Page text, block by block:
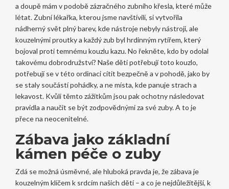
a doupě mám v podobě zázračného zubního křesla, které může
létat. Zubní lékařka, kterou jsme navštívili, si vytvořila
nádherný svět plný barev, kde nástroje nebyly nástroji, ale
kouzelnými proutky a každý zub byl hrdinným rytířem, který
bojoval proti temnému kouzlu kazu. No řekněte, kdo by odolal
takovému dobrodružství? Naše děti potřebují toto kouzlo,
potřebují se v této ordinaci cítit bezpečně a v pohodě, jako by
se staly součástí pohádky, a ne místa, kde panuje strach a
lekavost. Kvůli těmto zážitkům jsou pak ochotny následovat
pravidla a naučit se být zodpovědnými za své zuby. A to je
přece na neocenitelné.
Zábava jako základní
kámen péče o zuby
Zdá se možná úsměvné, ale hluboká pravda je, že zábava je
kouzelným klíčem k srdcím našich dětí – a co je nejdůležitější, k